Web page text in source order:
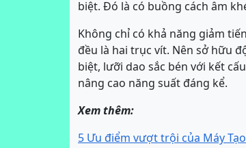
biệt. Đó là có buồng cách âm
Không chỉ có khả năng giảm
đều là hai trục vít. Nên sở hữu
biệt, lưỡi dao sắc bén với kết
nâng cao năng suất đáng kể.
Xem thêm:
5 Ưu điểm vượt trội của Máy